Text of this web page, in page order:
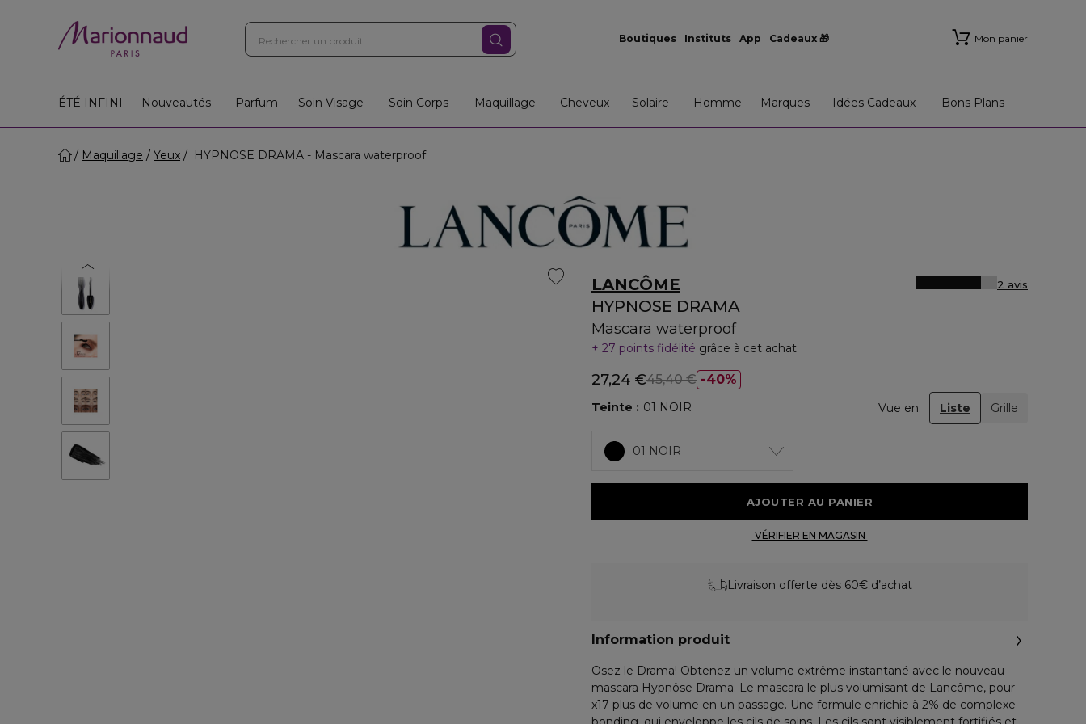
Boutiques Instituts App Cadeaux 🎁 Mon panier
ÉTÉ INFINI Nouveautés Parfum Soin Visage Soin Corps Maquillage Cheveux Solaire Homme Marques Idées Cadeaux Bons Plans
Maquillage Yeux HYPNOSE DRAMA - Mascara waterproof
LANCÔME
HYPNOSE DRAMA
Mascara waterproof
2 avis
27 points fidélité grâce à cet achat
40%
27,24 €45,40 €
Teinte 01 NOIR Vue en: Liste Grille
01 NOIR
Livraison offerte dès 60€ d’achat
Information produit
Osez le Drama! Obtenez un volume extrême instantané avec le nouveau
mascara Hypnôse Drama. Le mascara le plus volumisant de Lancôme, pour
x17 plus de volume en un passage. Une formule enrichie à 2% de complexe